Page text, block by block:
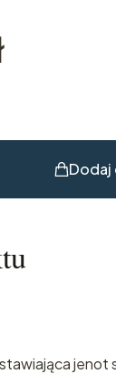
Dodaj
jenot